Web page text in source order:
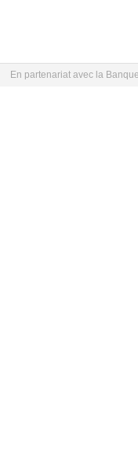
En partenariat avec la